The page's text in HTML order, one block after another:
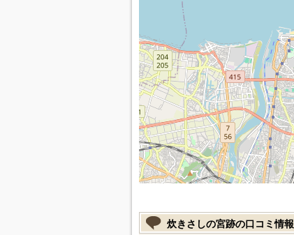
炊きさしの宮跡の口コミ情報